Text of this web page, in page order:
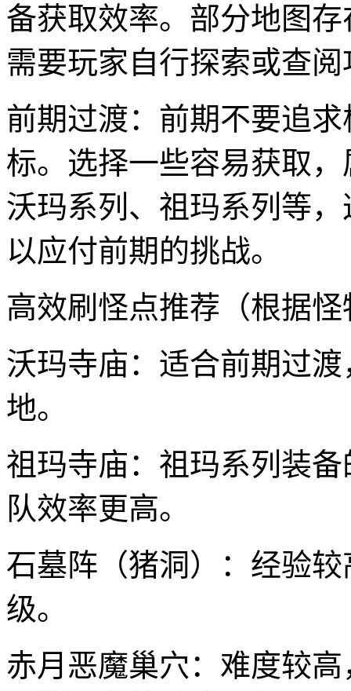
备获取效率。部分地图
需要玩家自行探索或查阅
前期过渡：前期不要追
标。选择一些容易获取
沃玛系列、祖玛系列等
以应付前期的挑战。
高效刷怪点推荐（根据
沃玛寺庙：适合前期过
地。
祖玛寺庙：祖玛系列装
队效率更高。
石墓阵（猪洞）：经验
级。
赤月恶魔巢穴：难度较